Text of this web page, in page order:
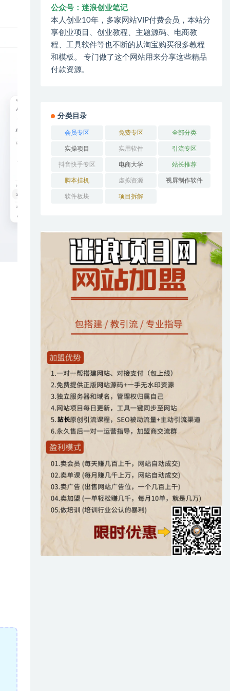
公众号：迷浪创业笔记
本人创业10年，多家网站VIP付费会员，本站分
享创业项目、创业教程、主题源码、电商教
程、工具软件等也不断的从淘宝购买很多教程
和模板。 专门做了这个网站用来分享这些精品
付款资源。
分类目录
会员专区 免费专区 全部分类
实操项目 实用软件 引流专区
抖音快手专区 电商大学 站长推荐
脚本挂机 虚拟资源 视屏制作软件
软件板块 项目拆解